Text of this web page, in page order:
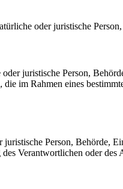
oder juristische
juristische Person,
im Rahmen eines
Person, Behörde,
Verantwortlichen oder des